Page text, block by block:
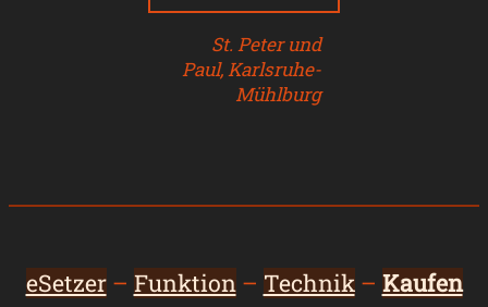
St. Peter und
Paul, Karlsruhe-
Mühlburg
eSetzer– Funktion– Technik– Kaufen